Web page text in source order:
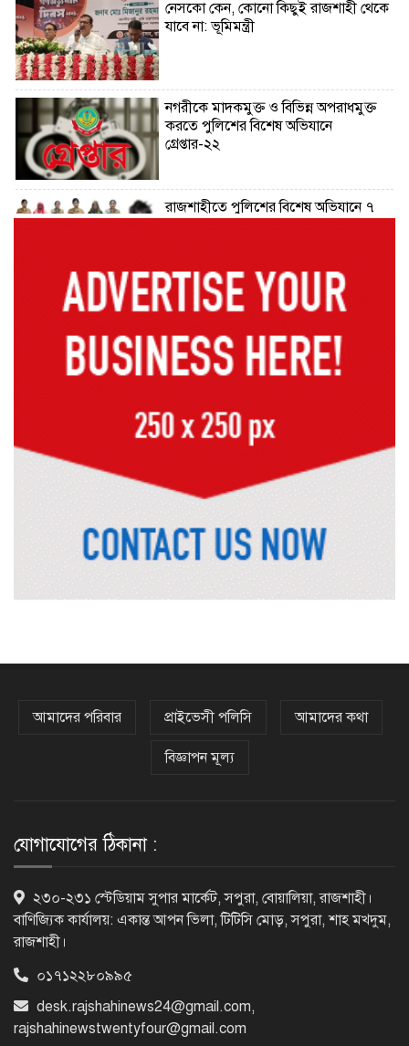
নেসকো কেন, কোনো কিছুই রাজশাহী থেকে
যাবে না: ভূমিমন্ত্রী
নগরীকে মাদকমুক্ত ও বিভিন্ন অপরাধমুক্ত
করতে পুলিশের বিশেষ অভিযানে
গ্রেপ্তার-২২
রাজশাহীতে পুলিশের বিশেষ অভিযানে ৭
৫ আগস্ট গণতান্ত্রিক রাজনৈতিক অধিকার
ফাইনালে সান্তোস
জুলাই গণঅভ্যুত্থান দিবস আজ
জুলাই স্মৃতি জাদুঘর উদ্বোধন করলেন
গড়ে তোলা হবে’
ক্যানসারে মারা গেছেন ‘গজনি’ সিনেমার
সেই ভিলেন
থমথমে রাজধানী
আমাদের পরিবার প্রাইভেসী পলিসি আমাদের কথা
বিজ্ঞাপন মূল্য
যোগাযোগের ঠিকানা :
২৩০-২৩১ স্টেডিয়াম সুপার মার্কেট, সপুরা, বোয়ালিয়া, রাজশাহী।
বাণিজ্যিক কার্যালয়: একান্ত আপন ভিলা, টিটিসি মোড়, সপুরা, শাহ মখদুম,
রাজশাহী।
০১৭১২২৮০৯৯৫
desk.rajshahinews24@gmail.com,
rajshahinewstwentyfour@gmail.com